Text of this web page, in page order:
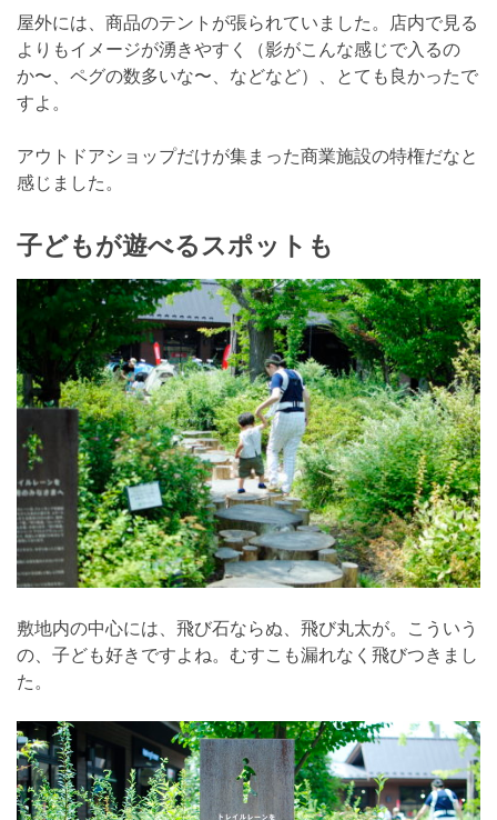
屋外には、商品のテントが張られていました。店内で見る
よりもイメージが湧きやすく（影がこんな感じで入るの
か〜、ペグの数多いな〜、などなど）、とても良かったで
すよ。
アウトドアショップだけが集まった商業施設の特権だなと
感じました。
子どもが遊べるスポットも
敷地内の中心には、飛び石ならぬ、飛び丸太が。こういう
の、子ども好きですよね。むすこも漏れなく飛びつきまし
た。